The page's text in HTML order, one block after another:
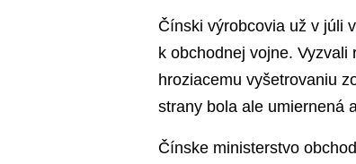
Čínski výrobcovia už v júli
k obchodnej vojne.
hroziacemu vyšetrovaniu
strany bola ale umiernená
Čínske ministerstvo